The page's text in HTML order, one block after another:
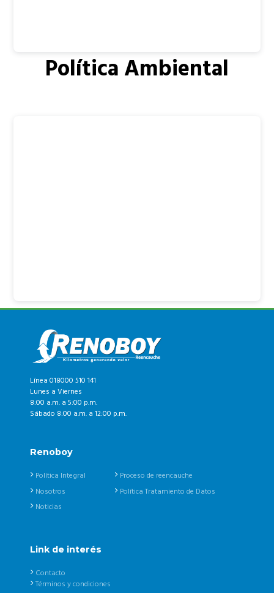
Política Ambiental
Línea 018000 510 141
Lunes a Viernes
8:00 a.m. a 5:00 p.m.
Sábado 8:00 a.m. a 12:00 p.m.
Renoboy
Política Integral
Nosotros
Noticias
Proceso de reencauche
Política Tratamiento de Datos
Link de interés
Contacto
Términos y condiciones